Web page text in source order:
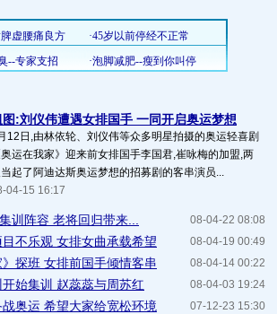
图:刘仪伟遭遇女排国手 一同开启奥运梦想
12日,由林依轮、刘仪伟等众多明星拍摄的奥运轻喜剧
奥运在我家》迎来前女排国手李国君,崔咏梅的加盟,两
当起了阿迪达斯奥运梦想的招募剧的客串演员...
04-15 16:17
08-04-22 08:08
训阵容 老将回归带来...
08-04-19 00:49
不乐观 女排女曲承载希望
08-04-14 00:22
探班 女排前国手倾情客串
08-04-03 19:24
始集训 赵蕊蕊与周苏红
07-12-23 15:30
奥运 希望大家给宽松环境